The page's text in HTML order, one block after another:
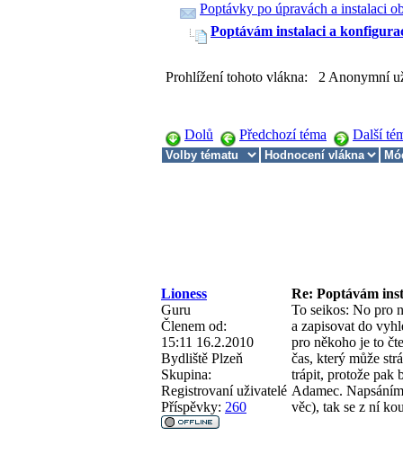
Poptávky po úpravách a instalaci
Poptávám instalaci a
Prohlížení tohoto vlákna: 2 Anonymní
Dolů Předchozí téma Další
Lioness
Re: Poptávám
Guru
Členem od:
15:11 16.2.2010
Bydliště Plzeň
Skupina:
Registrovaní uživatelé
Příspěvky: 260
To seikos: No pro
a zapisovat do
pro někoho je to
čas, který může
trápit, protože pak
Adamec.
věc), tak se z ní